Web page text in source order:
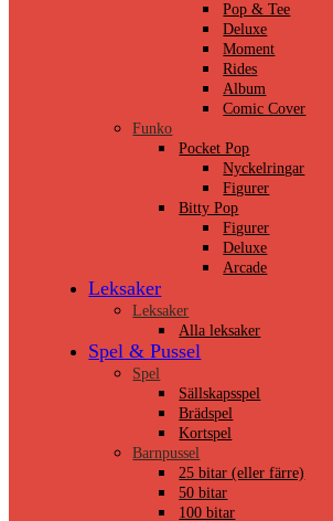
Pop & Tee
Deluxe
Moment
Rides
Album
Comic Cover
Funko
Pocket Pop
Nyckelringar
Figurer
Bitty Pop
Figurer
Deluxe
Arcade
Leksaker
Leksaker
Alla leksaker
Spel & Pussel
Spel
Sällskapsspel
Brädspel
Kortspel
Barnpussel
25 bitar (eller färre)
50 bitar
100 bitar